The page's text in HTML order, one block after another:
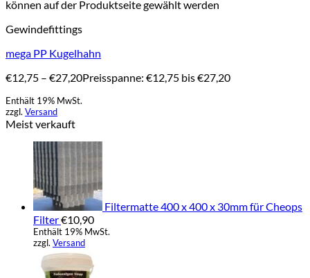
können auf der Produktseite gewählt werden
Gewindefittings
mega PP Kugelhahn
€12,75 – €27,20Preisspanne: €12,75 bis €27,20
Enthält 19% MwSt.
zzgl. Versand
Meist verkauft
Filtermatte 400 x 400 x 30mm für Cheops
Filter€10,90
Enthält 19% MwSt.
zzgl. Versand